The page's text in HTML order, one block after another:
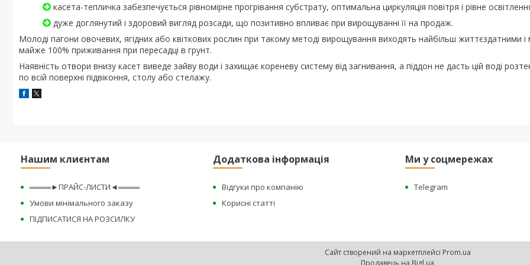
касета-тепличка забезпечується рівномірне прогрівання субстрату, оптимальна циркуляція повітря і рівне
дуже доглянутий і здоровий вигляд розсади, що позитивно впливає при вирощуванні її на продаж.
Молоді пагони овочевих, ягідних або квіткових рослин при такому методі вирощування виходять найбільш життєздатними
майже 100% приживання при пересадці в грунт.
Наявність отвори внизу касет виведе зайву води і захищає кореневу систему від загнивання, а піддон не дасть цій воді
по всій поверхні підвіконня, столу або стелажу.
Нашим клиєнтам
════►ПРАЙС-ЛИСТИ◄════
Умови мінімального заказу
ПІДПИСАТИСЯ НА РОЗСИЛКУ
Додаткова інформація
Відгуки про компанію
Корисні статті
Ми у соцмережах
Telegram
Сайт створений на маркетплейсі Prom.ua
Продавець на Bigl.ua